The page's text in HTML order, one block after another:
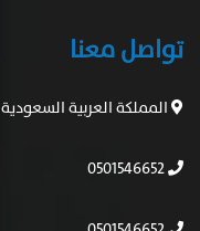
تواصل معنا
المملكة العربية السعودية